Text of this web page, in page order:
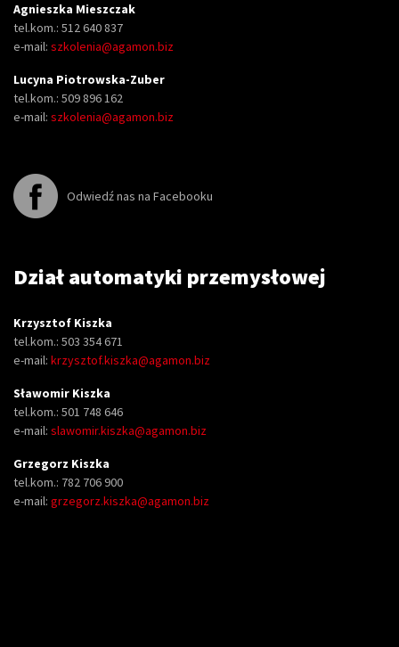
Agnieszka Mieszczak
tel.kom.: 512 640 837
e-mail: szkolenia@agamon.biz
Lucyna Piotrowska-Zuber
tel.kom.: 509 896 162
e-mail: szkolenia@agamon.biz
Odwiedź nas na Facebooku
Dział automatyki przemysłowej
Krzysztof Kiszka
tel.kom.: 503 354 671
e-mail: krzysztof.kiszka@agamon.biz
Sławomir Kiszka
tel.kom.: 501 748 646
e-mail: slawomir.kiszka@agamon.biz
Grzegorz Kiszka
tel.kom.: 782 706 900
e-mail: grzegorz.kiszka@agamon.biz